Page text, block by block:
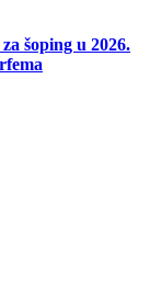
šoping u 2026.